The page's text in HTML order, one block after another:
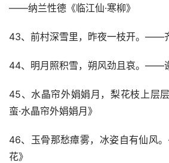
——纳兰性德《临江仙·寒柳》
43、前村深雪里，昨夜一枝开。——
44、明月照积雪，朔风劲且哀。——
45、水晶帘外娟娟月，梨花枝上
蛮·水晶帘外娟娟月》
46、玉骨那愁瘴雾，冰姿自有仙风
花》